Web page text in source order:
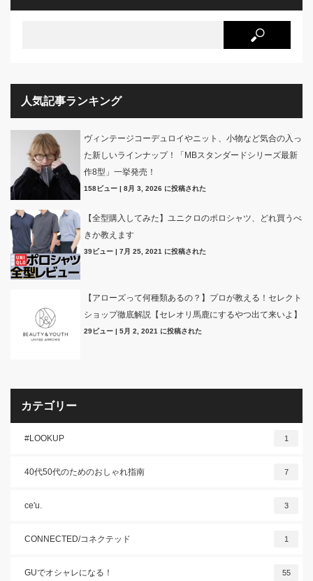
人気記事ランキング
ヴィンテージコーデュロイやニット、小物など気合の入っ
た新しいラインナップ！「MBスタンダードシリーズ最新
作8型」一挙発売！
158ビュー | 8月 3, 2026 に投稿された
【全型購入してみた】ユニクロのポロシャツ、どれ買うべ
きか教えます
39ビュー | 7月 25, 2021 に投稿された
【アローズって何種類あるの？】プロが教える！セレクト
ショップ徹底解説【セレオリ馬鹿にするやつ出て来いよ】
29ビュー | 5月 2, 2021 に投稿された
カテゴリー
#LOOKUP 1
40代50代のためのおしゃれ指南 7
ce'u. 3
CONNECTED/コネクテッド 1
GUでオシャレになる！ 55